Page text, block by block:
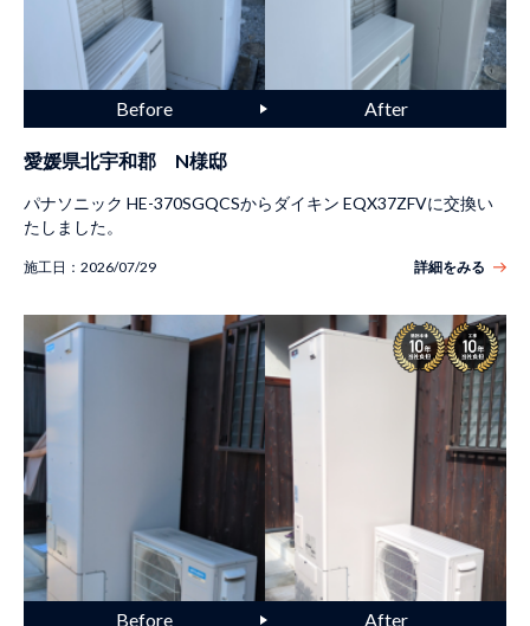
愛媛県北宇和郡 N様邸
パナソニック HE-370SGQCSからダイキン EQX37ZFVに交換い
たしました。
施工日： 2026/07/29 詳細をみる